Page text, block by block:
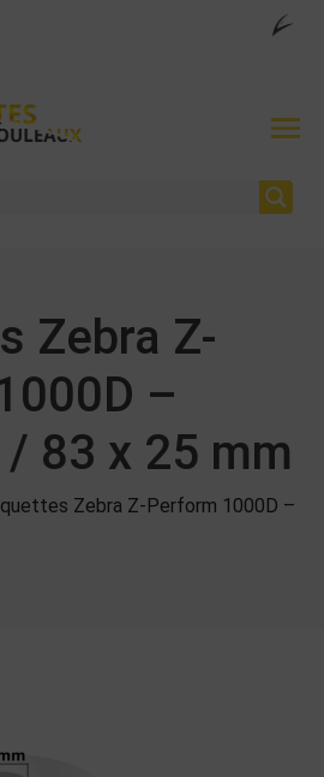
Zebra Z-
–
83 x 25 mm
Zebra Z-Perform 1000D –